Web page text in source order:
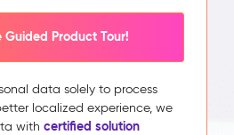
Guided Product Tour!
data solely to process
localized experience, we
with certified solution